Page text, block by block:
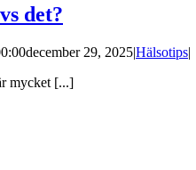
det?
december 29, 2025|Hälsotips|
mycket [...]